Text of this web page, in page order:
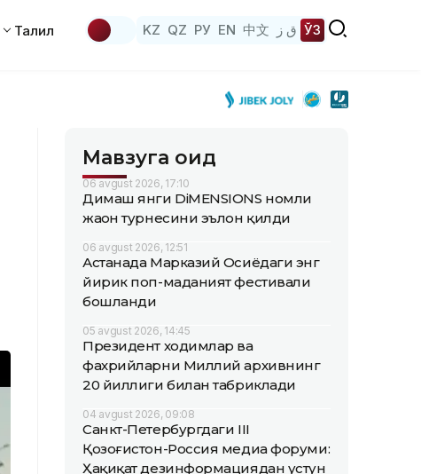
Таҳлил KZ QZ РУ EN 中文 ق ز ЎЗ
Мавзуга оид
06 avgust 2026, 17:10
Димаш янги DiMENSIONS номли
жаҳон турнесини эълон қилди
06 avgust 2026, 12:51
Астанада Марказий Осиёдаги энг
йирик поп-маданият фестивали
бошланди
05 avgust 2026, 14:45
Президент ходимлар ва
фахрийларни Миллий архивнинг
20 йиллиги билан табриклади
04 avgust 2026, 09:08
Санкт-Петербургдаги III
Қозоғистон-Россия медиа форуми:
Ҳақиқат дезинформациядан устун